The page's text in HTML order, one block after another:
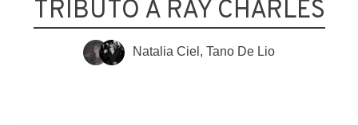
TRIBUTO A RAY CHARLES
Natalia Ciel , Tano De Lio